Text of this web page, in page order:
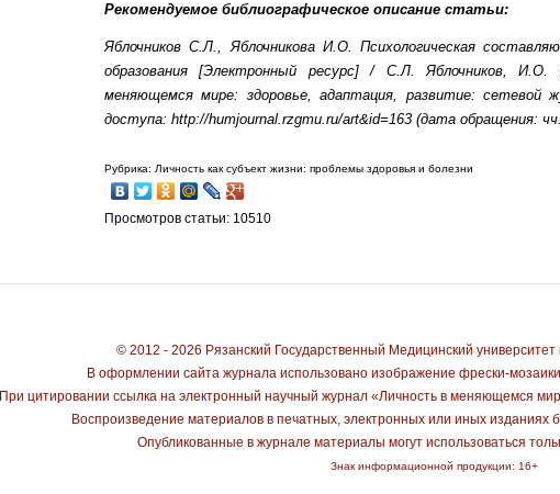
Рекомендуемое библиографическое описание статьи:
Яблочников С.Л., Яблочникова И.О. Психологическая
образования
[Электронный ресурс] / С.Л. Яблочников, И.О.
меняющемся мире: здоровье, адаптация, развитие:
доступа: http://humjournal.rzgmu.ru/art&id=163 (дата обращения:
Рубрика: Личность как субъект жизни: проблемы здоровья и болезни
Просмотров статьи: 10510
© 2012 - 2026 Рязанский Государственный Медицинский
В оформлении сайта журнала использовано изображение фрески-
При цитировании ссылка на электронный научный журнал «Личность в меняющемся
Воспроизведение материалов в печатных, электронных или иных
Опубликованные в журнале материалы могут использоваться
Знак информационной продукции: 16+